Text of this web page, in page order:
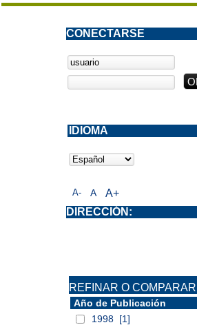
A- A A+
CONECTARSE
DIRECCIÓN:
IDIOMA
REFINAR O COMPARAR
Año de Publicación
1998 [1]